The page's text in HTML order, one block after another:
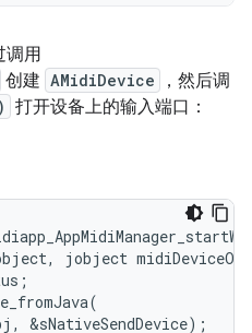
调用
创建 AMidiDevice
，然后调
打开设备上的输入端口：
jobject
&sNativeSendDevice);